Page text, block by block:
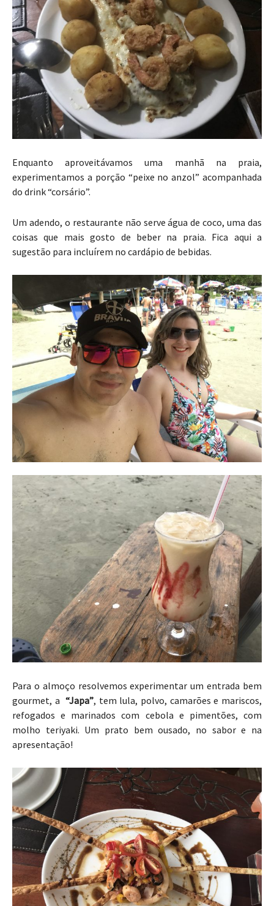
Enquanto aproveitávamos uma manhã na praia,
experimentamos a porção “peixe no anzol” acompanhada
do drink “corsário”.
Um adendo, o restaurante não serve água de coco, uma das
coisas que mais gosto de beber na praia. Fica aqui a
sugestão para incluírem no cardápio de bebidas.
Para o almoço resolvemos experimentar um entrada bem
gourmet, a “Japa”, tem lula, polvo, camarões e mariscos,
refogados e marinados com cebola e pimentões, com
molho teriyaki. Um prato bem ousado, no sabor e na
apresentação!